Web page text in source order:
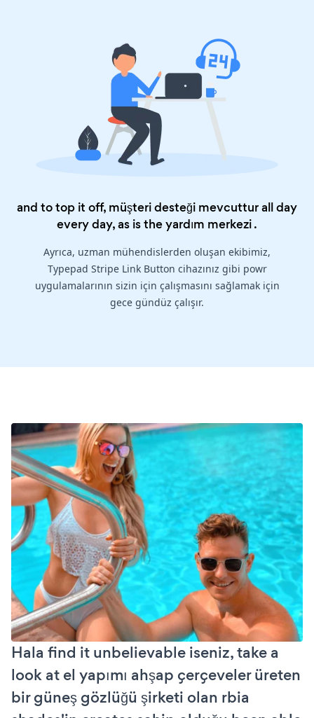
and to top it off, müşteri desteği mevcuttur all day
every day, as is theyardım merkezi.
Ayrıca, uzman mühendislerden oluşan ekibimiz,
Typepad Stripe Link Button cihazınız gibi powr
uygulamalarının sizin için çalışmasını sağlamak için
gece gündüz çalışır.
Hala find it unbelievable iseniz, take a
look at el yapımı ahşap çerçeveler üreten
bir güneş gözlüğü şirketi olan rbia